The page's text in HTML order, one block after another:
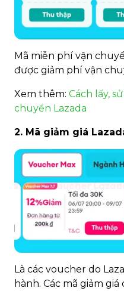
Mã miễn phí vận
được giảm phí vận
Xem thêm: Cách lấy,
chuyển Lazada
2. Mã giảm giá
Là các voucher do
hành. Các mã giảm